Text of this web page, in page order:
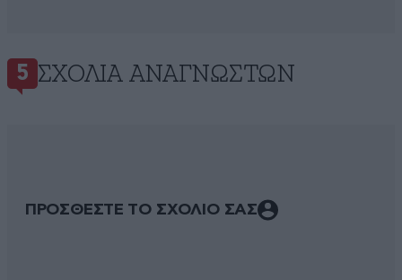
5 ΣΧΌΛΙΑ ΑΝΑΓΝΩΣΤΏΝ
ΠΡΟΣΘΕΣΤΕ ΤΟ ΣΧΟΛΙΟ ΣΑΣ